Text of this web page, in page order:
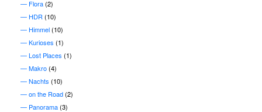
Flora(2)
HDR (10)
Himmel(10)
Kurioses (1)
Lost Places (1)
Makro(4)
Nachts (10)
on the Road(2)
Panorama(3)